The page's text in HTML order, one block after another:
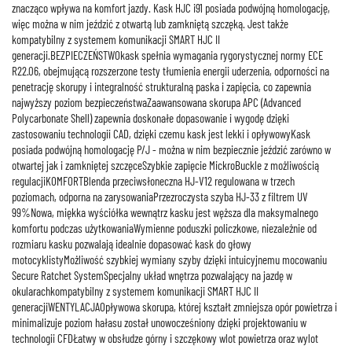
znacząco wpływa na komfort jazdy. Kask HJC i91 posiada podwójną homologację,
więc można w nim jeździć z otwartą lub zamkniętą szczęką. Jest także
kompatybilny z systemem komunikacji SMART HJC II
generacji.BEZPIECZEŃSTWOkask spełnia wymagania rygorystycznej normy ECE
R22.06, obejmującą rozszerzone testy tłumienia energii uderzenia, odporności na
penetrację skorupy i integralność strukturalną paska i zapięcia, co zapewnia
najwyższy poziom bezpieczeństwaZaawansowana skorupa APC (Advanced
Polycarbonate Shell) zapewnia doskonałe dopasowanie i wygodę dzięki
zastosowaniu technologii CAD, dzięki czemu kask jest lekki i opływowyKask
posiada podwójną homologację P/J - można w nim bezpiecznie jeździć zarówno w
otwartej jak i zamkniętej szczęceSzybkie zapięcie MickroBuckle z możliwością
regulacjiKOMFORTBlenda przeciwsłoneczna HJ-V12 regulowana w trzech
poziomach, odporna na zarysowaniaPrzezroczysta szyba HJ-33 z filtrem UV
99%Nowa, miękka wyściółka wewnątrz kasku jest węższa dla maksymalnego
komfortu podczas użytkowaniaWymienne poduszki policzkowe, niezależnie od
rozmiaru kasku pozwalają idealnie dopasować kask do głowy
motocyklistyMożliwość szybkiej wymiany szyby dzięki intuicyjnemu mocowaniu
Secure Ratchet SystemSpecjalny układ wnętrza pozwalający na jazdę w
okularachkompatybilny z systemem komunikacji SMART HJC II
generacjiWENTYLACJAOpływowa skorupa, której kształt zmniejsza opór powietrza i
minimalizuje poziom hałasu został unowocześniony dzięki projektowaniu w
technologii CFDŁatwy w obsłudze górny i szczękowy wlot powietrza oraz wylot